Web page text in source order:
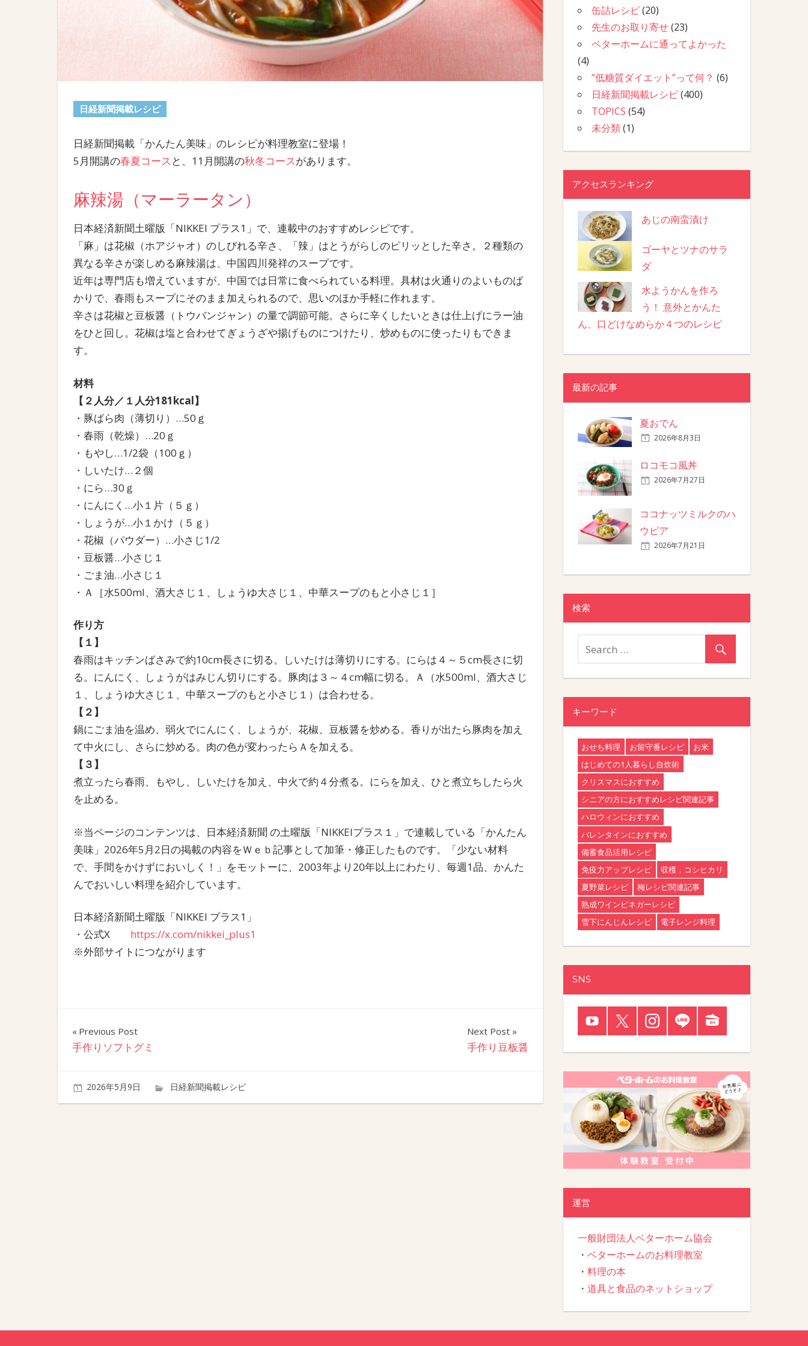
日経新聞掲載レシピ
日経新聞掲載「かんたん美味」のレシピが料理教室に登場！
5月開講の春夏コース と、11月開講の秋冬コースがあります。
麻辣湯（マーラータン）
日本経済新聞土曜版「NIKKEI プラス1」で、連載中のおすすめレシピです。
「麻」は花椒（ホアジャオ）のしびれる辛さ、「辣」はとうがらしのピリッとした辛さ。２種類の
異なる辛さが楽しめる麻辣湯は、中国四川発祥のスープです。
近年は専門店も増えていますが、中国では日常に食べられている料理。具材は火通りのよいものば
かりで、春雨もスープにそのまま加えられるので、思いのほか手軽に作れます。
辛さは花椒と豆板醤（トウバンジャン）の量で調節可能。さらに辛くしたいときは仕上げにラー油
をひと回し。花椒は塩と合わせてぎょうざや揚げものにつけたり、炒めものに使ったりもできま
す。
材料
【２人分／１人分181kcal】
・豚ばら肉（薄切り）…50ｇ
・春雨（乾燥）…20ｇ
・もやし…1/2袋（100ｇ）
・しいたけ…２個
・にら…30ｇ
・にんにく…小１片（５ｇ）
・しょうが…小１かけ（５ｇ）
・花椒（パウダー）…小さじ1/2
・豆板醤…小さじ１
・ごま油…小さじ１
・Ａ［水500ml、酒大さじ１、しょうゆ大さじ１、中華スープのもと小さじ１］
作り方
【１】
春雨はキッチンばさみで約10cm長さに切る。しいたけは薄切りにする。にらは４～５cm長さに切
る。にんにく、しょうがはみじん切りにする。豚肉は３～４cm幅に切る。Ａ（水500ml、酒大さじ
１、しょうゆ大さじ１、中華スープのもと小さじ１）は合わせる。
【２】
鍋にごま油を温め、弱火でにんにく、しょうが、花椒、豆板醤を炒める。香りが出たら豚肉を加え
て中火にし、さらに炒める。肉の色が変わったらＡを加える。
【３】
煮立ったら春雨、もやし、しいたけを加え、中火で約４分煮る。にらを加え、ひと煮立ちしたら火
を止める。
※当ページのコンテンツは、日本経済新聞 の土曜版「NIKKEIプラス１」で連載している「かんたん
美味」2026年5月2日の掲載の内容をＷｅｂ記事として加筆・修正したものです。「少ない材料
で、手間をかけずにおいしく！」をモットーに、2003年より20年以上にわたり、毎週1品、かんた
んでおいしい料理を紹介しています。
日本経済新聞土曜版「NIKKEI プラス1」
・公式X https://x.com/nikkei_plus1
※外部サイトにつながります
投
稿
ナ
ビ
Previous Post
手作りソフトグミ
Next Post
手作り豆板醤
2026年5月9日 日経新聞掲載レシピ
缶詰レシピ(20)
先生のお取り寄せ(23)
ベターホームに通ってよかった
(4)
“低糖質ダイエット”って何？ (6)
日経新聞掲載レシピ(400)
TOPICS (54)
未分類(1)
アクセスランキング
あじの南蛮漬け
ゴーヤとツナのサラ
ダ
水ようかんを作ろ
う！ 意外とかんた
ん、口どけなめらか４つのレシピ
最新の記事
夏おでん
2026年8月3日
ロコモコ風丼
2026年7月27日
ココナッツミルクのハ
ウピア
2026年7月21日
検索
キーワード
おせち料理 お留守番レシピ
お米
はじめての1人暮らし自炊術
クリスマスにおすすめ
シニアの方におすすめレシピ関連記事
ハロウィンにおすすめ
バレンタインにおすすめ
備蓄食品活用レシピ
免疫力アップレシピ
収穫，コシヒカリ
夏野菜レシピ
梅レシピ関連記事
熟成ワインビネガーレシピ
雪下にんじんレシピ
電子レンジ料理
SNS
運営
一般財団法人ベターホーム協会
・ ベターホームのお料理教室
・ 料理の本
・ 道具と食品のネットショップ